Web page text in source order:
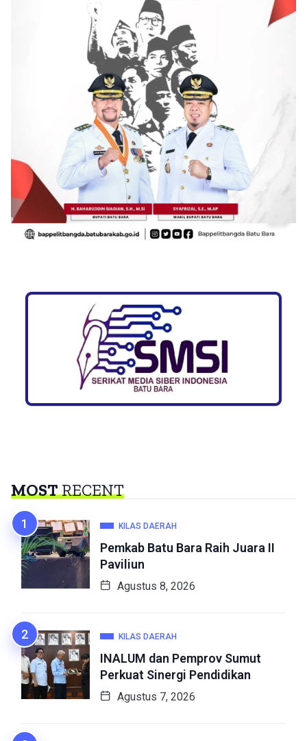
MOSTRECENT
KILAS DAERAH
Pemkab Batu Bara Raih Juara II
Paviliun
Agustus 8, 2026
KILAS DAERAH
INALUM dan Pemprov Sumut
Perkuat Sinergi Pendidikan
Agustus 7, 2026